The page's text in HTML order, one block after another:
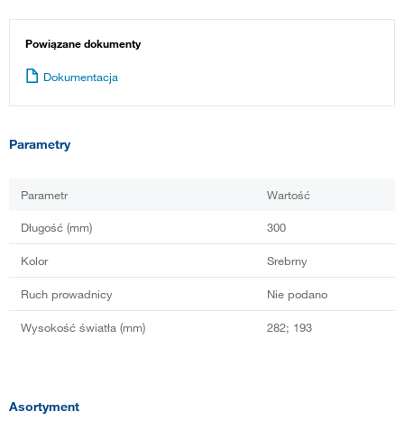
Powiązane dokumenty
Dokumentacja
Parametry
Parametr Wartość
Długość (mm) 300
Kolor Srebrny
Ruch prowadnicy Nie podano
Wysokość światła (mm) 282; 193
Asortyment